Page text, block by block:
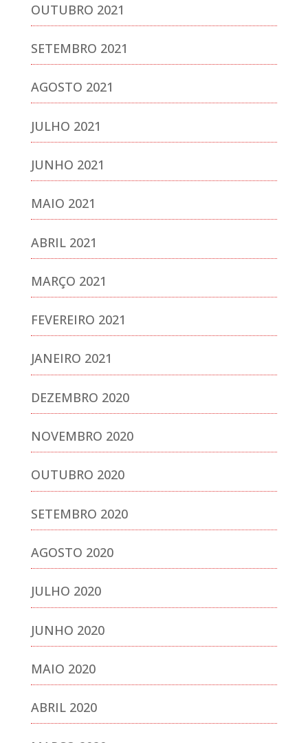
OUTUBRO 2021
SETEMBRO 2021
AGOSTO 2021
JULHO 2021
JUNHO 2021
MAIO 2021
ABRIL 2021
MARÇO 2021
FEVEREIRO 2021
JANEIRO 2021
DEZEMBRO 2020
NOVEMBRO 2020
OUTUBRO 2020
SETEMBRO 2020
AGOSTO 2020
JULHO 2020
JUNHO 2020
MAIO 2020
ABRIL 2020